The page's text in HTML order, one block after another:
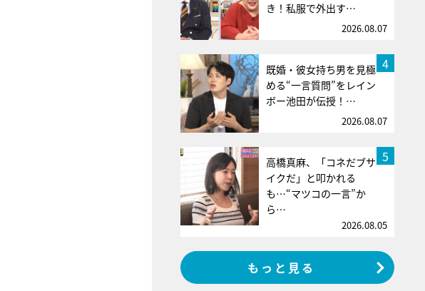
き！私服で外出す…
2026.08.07
4
既婚・彼女持ち男を見極
める“一言質問”をレイン
ボー池田が伝授！…
2026.08.07
5
高橋真麻、「コネだブサ
イクだ」と叩かれる
も…“マツコの一言”か
ら…
2026.08.05
もっと見る